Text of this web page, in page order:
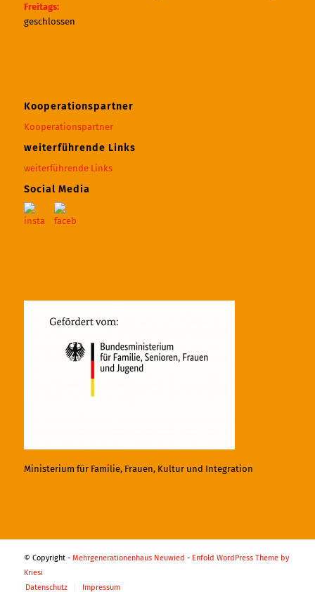
Freitags:
geschlossen
Kooperationspartner
Kooperationspartner
weiterführende Links
weiterführende Links
Social Media
Ministerium für Familie, Frauen, Kultur und Integration
© Copyright - Mehrgenerationenhaus Neuwied - Enfold WordPress Theme by
Kriesi
Datenschutz
Impressum